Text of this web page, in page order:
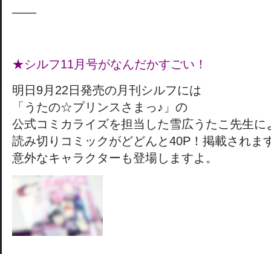
——
★シルフ11月号がなんだかすごい！
明日9月22日発売の月刊シルフには
「うたの☆プリンスさまっ♪」の
公式コミカライズを担当した雪広うたこ先生に
読み切りコミックがどどんと40P！掲載されま
意外なキャラクターも登場しますよ。